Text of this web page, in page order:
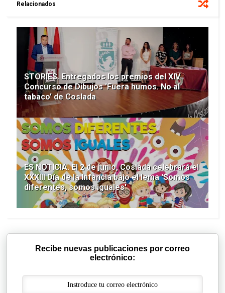
Relacionados
STORIES. Entregados los premios del XIV
Concurso de Dibujos ‘Fuera humos. No al
tabaco’ de Coslada
ES NOTICIA. El 2 de junio, Coslada celebrará el
XXXIII Día de la Infancia bajo el lema 'Somos
diferentes, somos iguales'
Recibe nuevas publicaciones por correo
electrónico: